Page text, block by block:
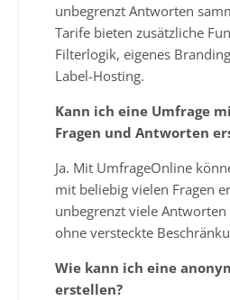
unbegrenzt Antworten
Tarife bieten zusätzliche
Filterlogik, eigenes
Label-Hosting.
Kann ich eine Umfrage
Fragen und Antworten
Ja. Mit UmfrageOnline
mit beliebig vielen Fragen
unbegrenzt viele
ohne versteckte
Wie kann ich eine
erstellen?